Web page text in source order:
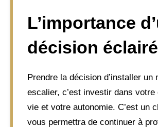
L’importance
décision
Prendre la décision d’installer un
escalier, c’est investir dans votre
vie et votre autonomie. C’est un
vous permettra de continuer à